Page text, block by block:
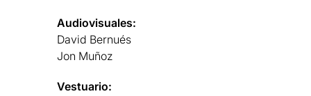
Audiovisuales:
David Bernués
Jon Muñoz
Vestuario: